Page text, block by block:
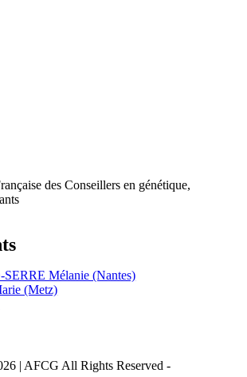
des Conseillers en génétique,
Mélanie (Nantes)
(Metz)
| AFCG All Rights Reserved -